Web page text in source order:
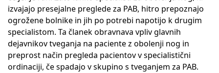
izvajajo presejalne preglede za PAB, hitro prepoznajo
ogrožene bolnike in jih po potrebi napotijo k drugim
specialistom. Ta članek obravnava vpliv glavnih
dejavnikov tveganja na paciente z obolenji nog in
preprost način pregleda pacientov v specialistični
ordinaciji, če spadajo v skupino s tveganjem za PAB.